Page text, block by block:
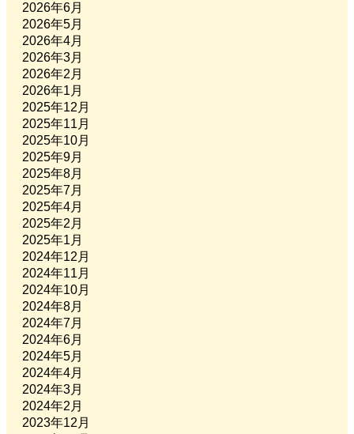
2026年6月
2026年5月
2026年4月
2026年3月
2026年2月
2026年1月
2025年12月
2025年11月
2025年10月
2025年9月
2025年8月
2025年7月
2025年4月
2025年2月
2025年1月
2024年12月
2024年11月
2024年10月
2024年8月
2024年7月
2024年6月
2024年5月
2024年4月
2024年3月
2024年2月
2023年12月